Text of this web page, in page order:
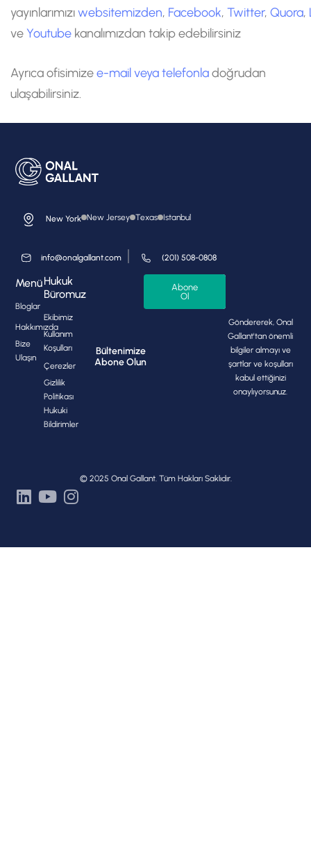
yayınlarımızıwebsitemizden, Facebook, Twitter, Quora,
veYoutube kanalımızdan takip edebilirsiniz
Ayrıca ofisimizee-mail veya telefonladoğrudan
ulaşabilirsiniz.
New York New Jersey Texas Istanbul
info@onalgallant.com (201) 508-0808
Menü
Bloglar
Hakkımızda
Bize
Ulaşın
Hukuk
Büromuz
Ekibimiz
Kullanım
Koşulları
Çerezler
Gizlilik
Politikası
Hukuki
Bildirimler
Bültenimize
Abone Olun
Abone
Ol
Göndererek, Onal
Gallant'tan önemli
bilgiler almayı ve
şartlar ve koşulları
kabul ettiğinizi
onaylıyorsunuz.
© 2025 Onal Gallant. Tüm Hakları Saklıdır.